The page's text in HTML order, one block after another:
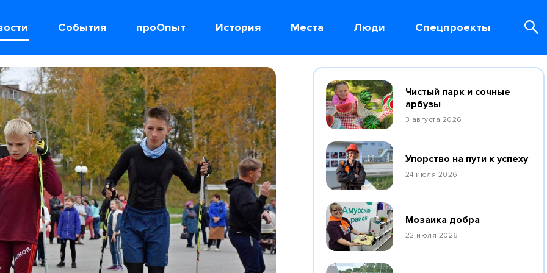
События проОпыт История Места Люди Спецпроекты
Чистый парк и сочные
арбузы
3 августа 2026
Упорство на пути к успеху
24 июля 2026
Мозаика добра
22 июля 2026